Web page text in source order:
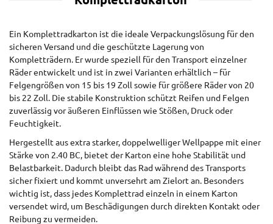
Ein Komplettradkarton ist die ideale Verpackungslösung für den
sicheren Versand und die geschützte Lagerung von
Kompletträdern. Er wurde speziell für den Transport einzelner
Räder entwickelt und ist in zwei Varianten erhältlich – für
Felgengrößen von 15 bis 19 Zoll sowie für größere Räder von 20
bis 22 Zoll. Die stabile Konstruktion schützt Reifen und Felgen
zuverlässig vor äußeren Einflüssen wie Stößen, Druck oder
Feuchtigkeit.
Hergestellt aus extra starker, doppelwelliger Wellpappe mit einer
Stärke von 2.40 BC, bietet der Karton eine hohe Stabilität und
Belastbarkeit. Dadurch bleibt das Rad während des Transports
sicher fixiert und kommt unversehrt am Zielort an. Besonders
wichtig ist, dass jedes Komplettrad einzeln in einem Karton
versendet wird, um Beschädigungen durch direkten Kontakt oder
Reibung zu vermeiden.